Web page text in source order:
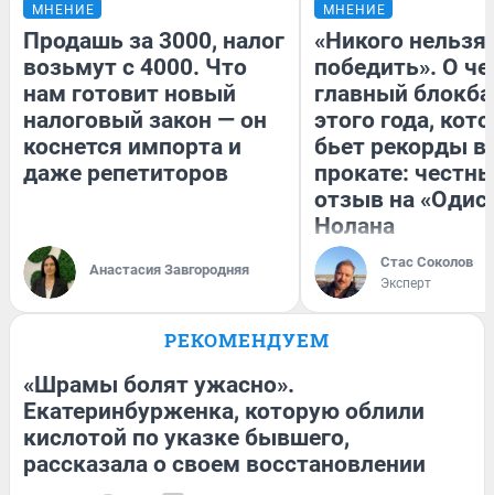
МНЕНИЕ
Продашь за 3000, налог
возьмут с 4000. Что
нам готовит новый
налоговый закон — он
коснется импорта и
даже репетиторов
Анастасия Завгородняя
МНЕНИЕ
«Никого нельзя
победить». О
главный
этого года,
бьет рекорды в
прокате:
отзыв на
Нолана
Стас Соколов
Эксперт
РЕКОМЕНДУЕМ
«Шрамы болят ужасно».
Екатеринбурженка, которую облили
кислотой по указке бывшего,
рассказала о своем восстановлении